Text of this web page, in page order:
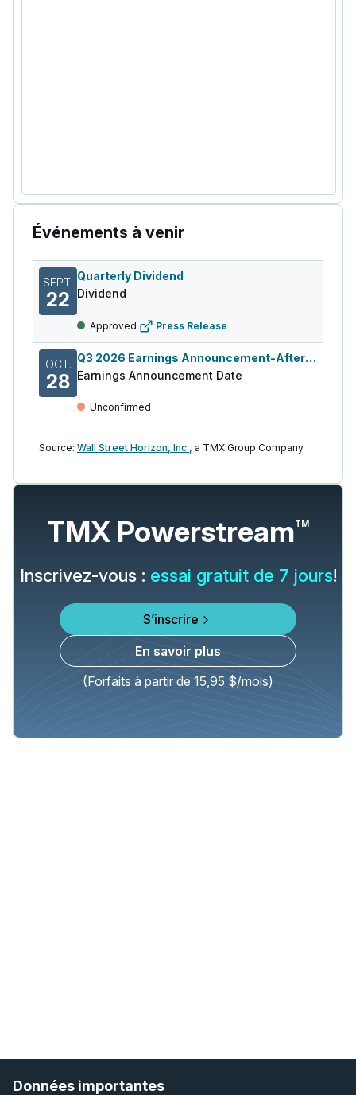
Événements à venir
SEPT.
22
Quarterly Dividend
Dividend
Approved Press Release
OCT.
28
Q3 2026 Earnings Announcement-After Mkt
Earnings Announcement Date
Unconfirmed
Source: Wall Street Horizon, Inc., a TMX Group Company
TMX PowerstreamTM
Inscrivez-vous : essai gratuit de 7 jours!
S’inscrire
En savoir plus
(Forfaits à partir de 15,95 $/mois)
Données importantes